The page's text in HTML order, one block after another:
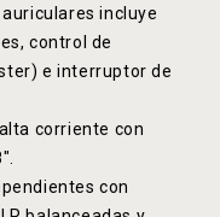
incluye
control de
e interruptor de
corriente con
con